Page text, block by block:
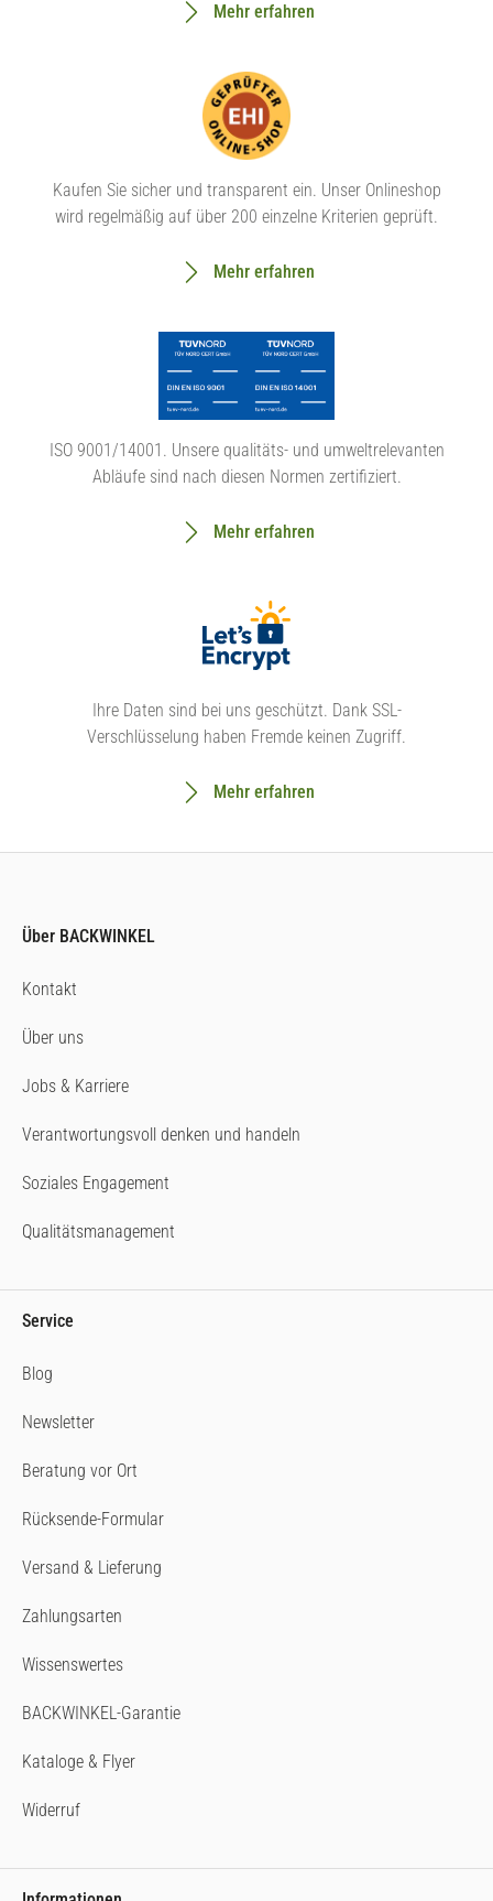
Mehr erfahren
Kaufen Sie sicher und transparent ein. Unser Onlineshop
wird regelmäßig auf über 200 einzelne Kriterien geprüft.
Mehr erfahren
ISO 9001/14001. Unsere qualitäts- und umweltrelevanten
Abläufe sind nach diesen Normen zertifiziert.
Mehr erfahren
Ihre Daten sind bei uns geschützt. Dank SSL-
Verschlüsselung haben Fremde keinen Zugriff.
Mehr erfahren
Über BACKWINKEL
Kontakt
Über uns
Jobs & Karriere
Verantwortungsvoll denken und handeln
Soziales Engagement
Qualitätsmanagement
Service
Blog
Newsletter
Beratung vor Ort
Rücksende-Formular
Versand & Lieferung
Zahlungsarten
Wissenswertes
BACKWINKEL-Garantie
Kataloge & Flyer
Widerruf